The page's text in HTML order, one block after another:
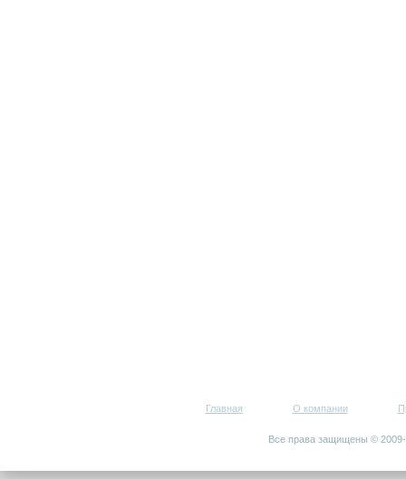
Главная О компании
Все права защищены ©